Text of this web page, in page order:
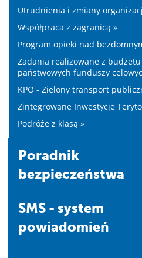
Utrudnienia i zmiany
Współpraca z zagranicą »
Program opieki nad
Zadania realizowane z
państwowych funduszy
KPO - Zielony transport
Zintegrowane Inwestycje
Podróże z klasą »
Poradnik
bezpieczeństwa
SMS - system
powiadomień